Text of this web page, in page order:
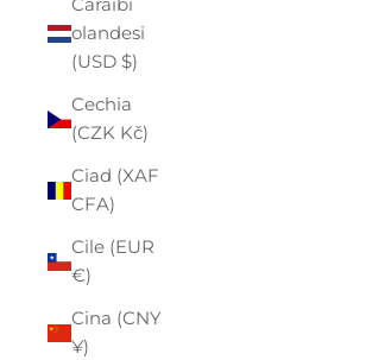
olandesi
(USD $)
Cechia
(CZK Kč)
Ciad (XAF
CFA)
Cile (EUR
€)
Cina (CNY
¥)